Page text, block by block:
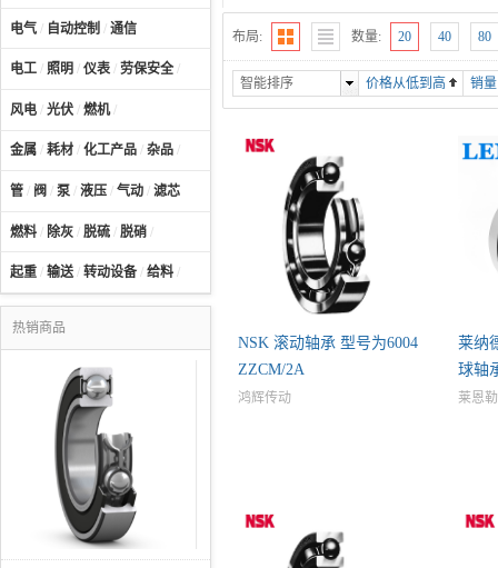
电气 / 自动控制 / 通信
电工 / 照明 / 仪表 / 劳保安全 /
风电 / 光伏 / 燃机/
金属 / 耗材 / 化工产品 / 杂品 /
管 / 阀 / 泵 / 液压 / 气动 / 滤芯
燃料 / 除灰 / 脱硫 / 脱硝 /
起重 / 输送/ 转动设备 / 给料 /
热销商品
布局: 数量: 20 40 80
智能排序 价格从低到高 销量
NSK 滚动轴承 型号为6004
ZZCM/2A
鸿辉传动
莱纳
球轴
莱恩